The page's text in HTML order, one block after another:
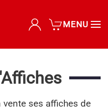
MENU
ses affiches de